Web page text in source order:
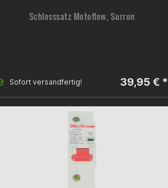
Schlosssatz Motoflow, Surron
Sofort versandfertig! 39,95 € *